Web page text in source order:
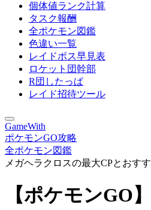
個体値ランク計算
タスク報酬
全ポケモン図鑑
色違い一覧
レイドボス早見表
ロケット団幹部
R団したっぱ
レイド招待ツール
GameWith
ポケモンGO攻略
全ポケモン図鑑
メガヘラクロスの最大CPとおす
【ポケモンGO